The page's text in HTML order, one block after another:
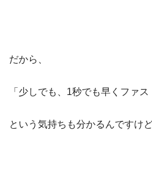
だから、
「少しでも、1秒でも早くファス
という気持ちも分かるんですけ